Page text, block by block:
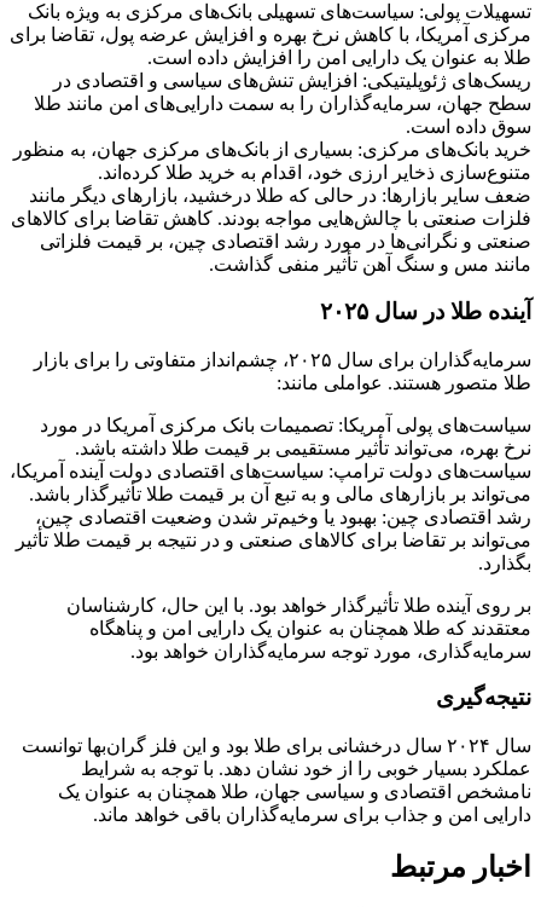
تسهیلات پولی: سیاست‌های تسهیلی بانک‌های مرکزی به ویژه بانک
مرکزی آمریکا، با کاهش نرخ بهره و افزایش عرضه پول، تقاضا برای
طلا به عنوان یک دارایی امن را افزایش داده است.
ریسک‌های ژئوپلیتیکی: افزایش تنش‌های سیاسی و اقتصادی در
سطح جهان، سرمایه‌گذاران را به سمت دارایی‌های امن مانند طلا
سوق داده است.
خرید بانک‌های مرکزی: بسیاری از بانک‌های مرکزی جهان، به منظور
متنوع‌سازی ذخایر ارزی خود، اقدام به خرید طلا کرده‌اند.
ضعف سایر بازارها: در حالی که طلا درخشید، بازارهای دیگر مانند
فلزات صنعتی با چالش‌هایی مواجه بودند. کاهش تقاضا برای کالاهای
صنعتی و نگرانی‌ها در مورد رشد اقتصادی چین، بر قیمت فلزاتی
مانند مس و سنگ آهن تأثیر منفی گذاشت.
آینده طلا در سال ۲۰۲۵
سرمایه‌گذاران برای سال ۲۰۲۵، چشم‌انداز متفاوتی را برای بازار
طلا متصور هستند. عواملی مانند:
سیاست‌های پولی آمریکا: تصمیمات بانک مرکزی آمریکا در مورد
نرخ بهره، می‌تواند تأثیر مستقیمی بر قیمت طلا داشته باشد.
سیاست‌های دولت ترامپ: سیاست‌های اقتصادی دولت آینده آمریکا،
می‌تواند بر بازارهای مالی و به تبع آن بر قیمت طلا تأثیرگذار باشد.
رشد اقتصادی چین: بهبود یا وخیم‌تر شدن وضعیت اقتصادی چین،
می‌تواند بر تقاضا برای کالاهای صنعتی و در نتیجه بر قیمت طلا تأثیر
بگذارد.
بر روی آینده طلا تأثیرگذار خواهد بود. با این حال، کارشناسان
معتقدند که طلا همچنان به عنوان یک دارایی امن و پناهگاه
سرمایه‌گذاری، مورد توجه سرمایه‌گذاران خواهد بود.
نتیجه‌گیری
سال ۲۰۲۴ سال درخشانی برای طلا بود و این فلز گران‌بها توانست
عملکرد بسیار خوبی را از خود نشان دهد. با توجه به شرایط
نامشخص اقتصادی و سیاسی جهان، طلا همچنان به عنوان یک
دارایی امن و جذاب برای سرمایه‌گذاران باقی خواهد ماند.
اخبار مرتبط